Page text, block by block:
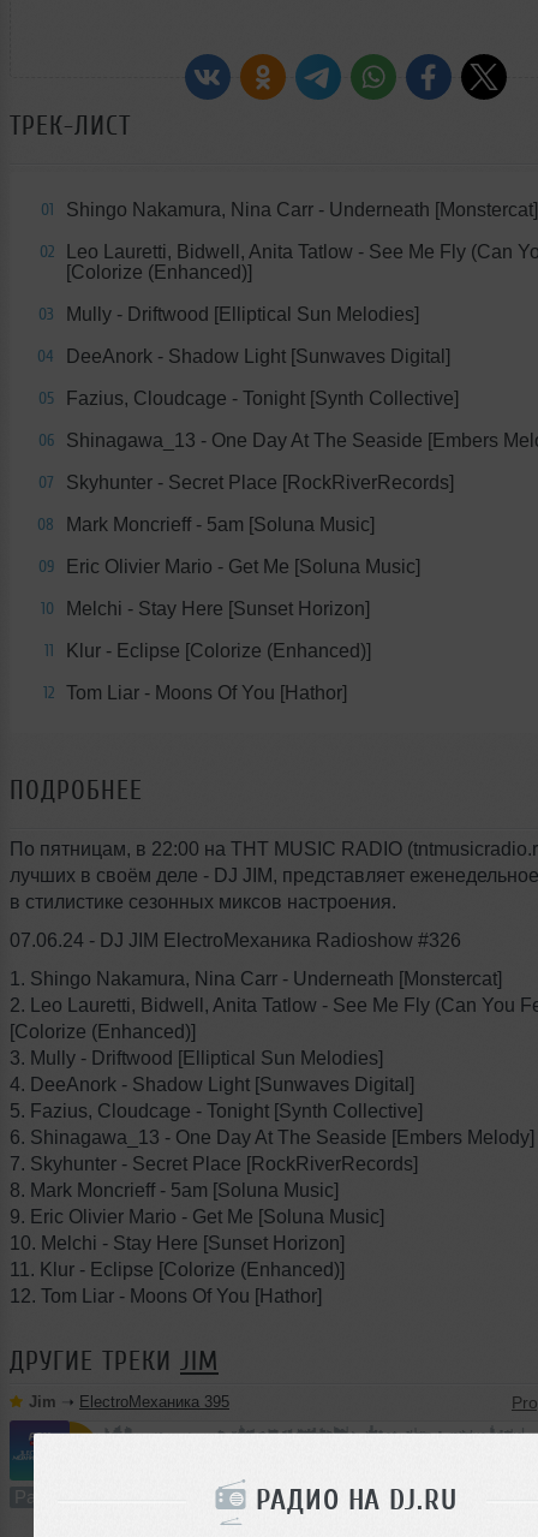
РАДИО НА DJ.RU
ТРЕК-ЛИСТ
01 Shingo Nakamura, Nina Carr - Underneath [Monstercat]
02
Leo Lauretti, Bidwell, Anita Tatlow - See Me Fly (Can
[Colorize (Enhanced)]
03 Mully - Driftwood [Elliptical Sun Melodies]
04 DeeAnork - Shadow Light [Sunwaves Digital]
05 Fazius, Cloudcage - Tonight [Synth Collective]
06 Shinagawa_13 - One Day At The Seaside [Embers
07 Skyhunter - Secret Place [RockRiverRecords]
08 Mark Moncrieff - 5am [Soluna Music]
09 Eric Olivier Mario - Get Me [Soluna Music]
10 Melchi - Stay Here [Sunset Horizon]
11 Klur - Eclipse [Colorize (Enhanced)]
12 Tom Liar - Moons Of You [Hathor]
ПОДРОБНЕЕ
По пятницам, в 22:00 на THT MUSIC RADIO
лучших в своём деле - DJ JIM, представляет
в стилистике сезонных миксов настроения.
07.06.24 - DJ JIM ElectroМеханика Radioshow #326
1. Shingo Nakamura, Nina Carr - Underneath [Monstercat]
2. Leo Lauretti, Bidwell, Anita Tatlow - See Me Fly (Can You
[Colorize (Enhanced)]
3. Mully - Driftwood [Elliptical Sun Melodies]
4. DeeAnork - Shadow Light [Sunwaves Digital]
5. Fazius, Cloudcage - Tonight [Synth Collective]
6. Shinagawa_13 - One Day At The Seaside [Embers Melody]
7. Skyhunter - Secret Place [RockRiverRecords]
8. Mark Moncrieff - 5am [Soluna Music]
9. Eric Olivier Mario - Get Me [Soluna Music]
10. Melchi - Stay Here [Sunset Horizon]
11. Klur - Eclipse [Colorize (Enhanced)]
12. Tom Liar - Moons Of You [Hathor]
ДРУГИЕ ТРЕКИ JIM
Jim ➝ ElectroМеханика 395
Радио-шоу В плейлист (в 2 плейлистах)